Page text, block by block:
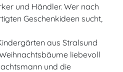
und Händler. Wer nach
Geschenkideen sucht,
aus Stralsund
liebevoll
und die